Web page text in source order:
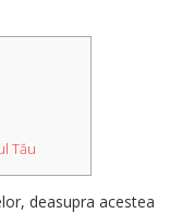
Tău
deasupra acestea